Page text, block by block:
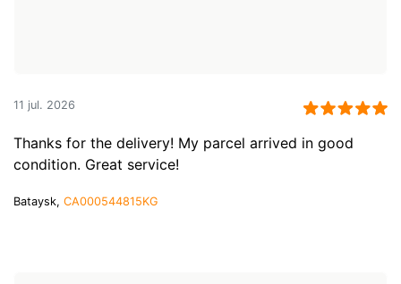
11 jul. 2026
Thanks for the delivery! My parcel arrived in good
condition. Great service!
Bataysk, CA000544815KG